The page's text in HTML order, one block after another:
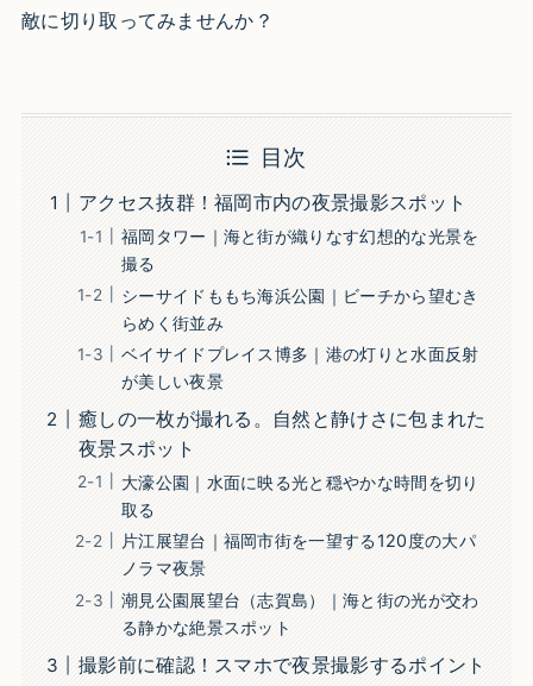
敵に切り取ってみませんか？
目次
アクセス抜群！福岡市内の夜景撮影スポット
福岡タワー｜海と街が織りなす幻想的な光景を
撮る
シーサイドももち海浜公園｜ビーチから望むき
らめく街並み
ベイサイドプレイス博多｜港の灯りと水面反射
が美しい夜景
癒しの一枚が撮れる。自然と静けさに包まれた
夜景スポット
大濠公園｜水面に映る光と穏やかな時間を切り
取る
片江展望台｜福岡市街を一望する120度の大パ
ノラマ夜景
潮見公園展望台（志賀島）｜海と街の光が交わ
る静かな絶景スポット
撮影前に確認！スマホで夜景撮影するポイント